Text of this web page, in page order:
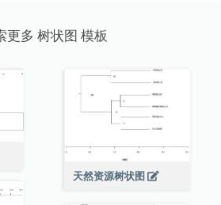
更多 树状图 模板
天然资源树状图